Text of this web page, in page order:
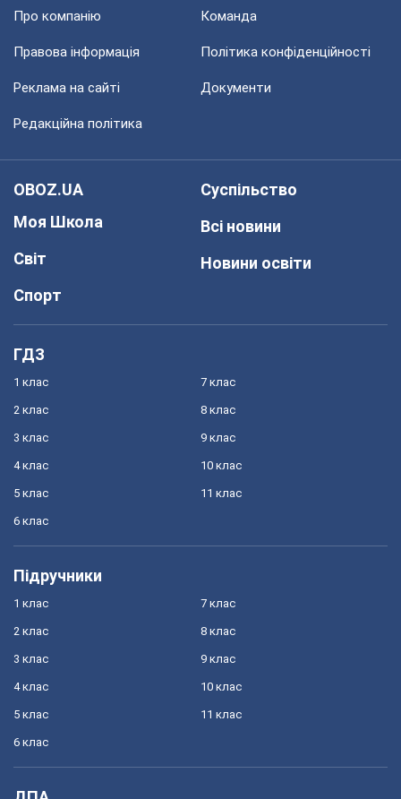
Про компанію Команда
Правова інформація Політика конфіденційності
Реклама на сайті Документи
Редакційна політика
OBOZ.UA
Моя Школа
Світ
Спорт
Суспільство
Всі новини
Новини освіти
ГДЗ
1 клас
2 клас
3 клас
4 клас
5 клас
6 клас
7 клас
8 клас
9 клас
10 клас
11 клас
Підручники
1 клас
2 клас
3 клас
4 клас
5 клас
6 клас
7 клас
8 клас
9 клас
10 клас
11 клас